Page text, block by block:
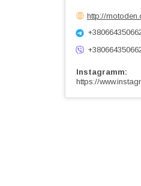
http://
Instagramm
https://